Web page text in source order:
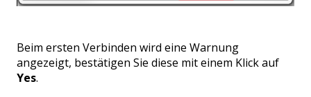
Beim ersten Verbinden wird eine Warnung
angezeigt, bestätigen Sie diese mit einem Klick auf
Yes.